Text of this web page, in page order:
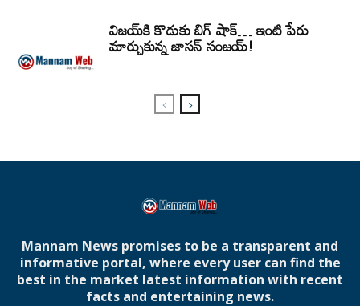
విజయ్‌కి కొడుకు బిగ్ షాక్… ఇంటి పేరు
మార్చుకున్న జాసన్ సంజయ్!
Mannam News promises to be a transparent and
informative portal, where every user can find the
best in the market latest information with recent
facts and entertaining news.